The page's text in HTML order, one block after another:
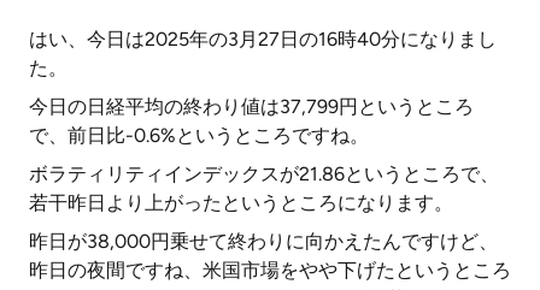
はい、今日は2025年の3月27日の16時40分になりまし
た。
今日の日経平均の終わり値は37,799円というところ
で、前日比-0.6%というところですね。
ボラティリティインデックスが21.86というところで、
若干昨日より上がったというところになります。
昨日が38,000円乗せて終わりに向かえたんですけど、
昨日の夜間ですね、米国市場をやや下げたというところ